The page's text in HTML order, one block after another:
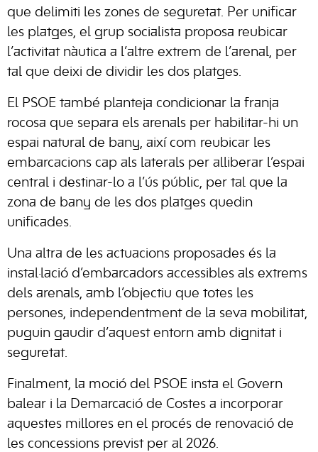
que delimiti les zones de seguretat. Per unificar
les platges, el grup socialista proposa reubicar
l’activitat nàutica a l’altre extrem de l’arenal, per
tal que deixi de dividir les dos platges.
El PSOE també planteja condicionar la franja
rocosa que separa els arenals per habilitar-hi un
espai natural de bany, així com reubicar les
embarcacions cap als laterals per alliberar l’espai
central i destinar-lo a l’ús públic, per tal que la
zona de bany de les dos platges quedin
unificades.
Una altra de les actuacions proposades és la
instal·lació d’embarcadors accessibles als extrems
dels arenals, amb l’objectiu que totes les
persones, independentment de la seva mobilitat,
puguin gaudir d’aquest entorn amb dignitat i
seguretat.
Finalment, la moció del PSOE insta el Govern
balear i la Demarcació de Costes a incorporar
aquestes millores en el procés de renovació de
les concessions previst per al 2026.